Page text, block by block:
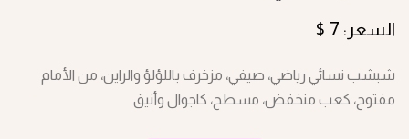
السعر: 7 $
شبشب نسائي رياضي، صيفي، مزخرف باللؤلؤ والراين، من الأمام
مفتوح، كعب منخفض، مسطح، كاجوال وأنيق